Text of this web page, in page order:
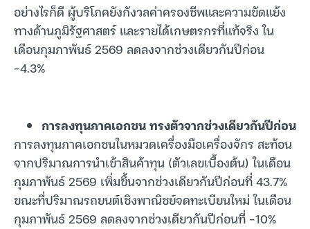
อย่างไรก็ดี ผู้บริโภคยังกังวลค่าครองชีพและความขัดแย้ง
ทางด้านภูมิรัฐศาสตร์ และรายได้เกษตรกรที่แท้จริง ใน
เดือนกุมภาพันธ์ 2569 ลดลงจากช่วงเดียวกันปีก่อน
-4.3%
การลงทุนภาคเอกชน ทรงตัวจากช่วงเดียวกันปีก่อน
การลงทุนภาคเอกชนในหมวดเครื่องมือเครื่องจักร สะท้อน
จากปริมาณการนำเข้าสินค้าทุน (ตัวเลขเบื้องต้น) ในเดือน
กุมภาพันธ์ 2569 เพิ่มขึ้นจากช่วงเดียวกันปีก่อนที่ 43.7%
ขณะที่ปริมาณรถยนต์เชิงพาณิชย์จดทะเบียนใหม่ ในเดือน
กุมภาพันธ์ 2569 ลดลงจากช่วงเดียวกันปีก่อนที่ -10%